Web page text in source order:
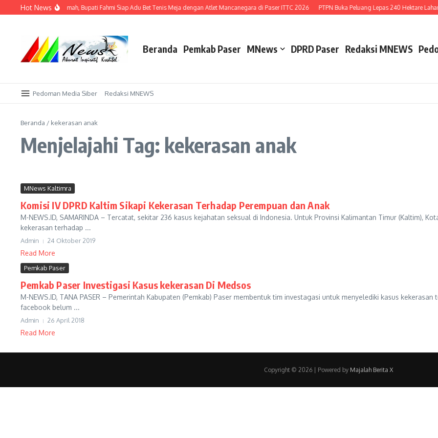
Lewati ke konten
Hot News
Tak Sekadar Tuan Rumah, Bupati Fahmi Siap Adu Bet Tenis Meja dengan Atlet Mancanegara di Paser ITTC 2026 PTPN Buka Peluang Lepas 240 Hektare
Beranda Pemkab Paser MNews DPRD Paser Redaksi MNEWS
Pedoman Media Siber Redaksi MNEWS
Beranda / kekerasan anak
Menjelajahi Tag: kekerasan anak
MNews Kaltimra
Komisi IV DPRD Kaltim Sikapi Kekerasan Terhadap Perempuan dan Anak
M-NEWS.ID, SAMARINDA – Tercatat, sekitar 236 kasus kejahatan seksual di Indonesia. Untuk Provinsi Kalimantan Timur (Kaltim),
kekerasan terhadap ...
Admin 24 Oktober 2019
Read More
Pemkab Paser
Pemkab Paser Investigasi Kasus kekerasan Di Medsos
M-NEWS.ID, TANA PASER – Pemerintah Kabupaten (Pemkab) Paser membentuk tim investagasi untuk menyelediki kasus
facebook belum ...
Admin 26 April 2018
Read More
Copyright © 2026 | Powered by Majalah Berita X